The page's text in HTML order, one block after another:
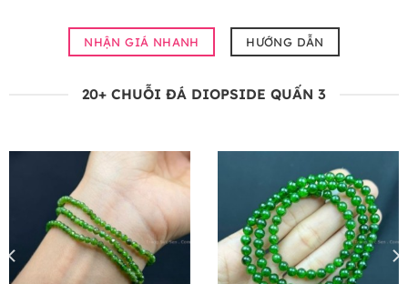
NHẬN GIÁ NHANH HƯỚNG DẪN
20+ CHUỖI ĐÁ DIOPSIDE QUẤN 3